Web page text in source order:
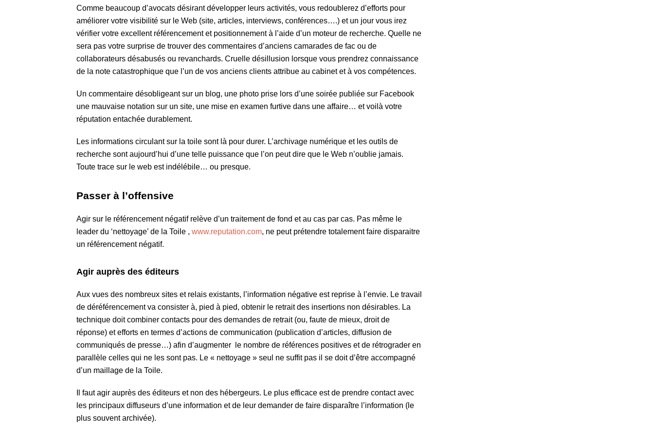
Comme beaucoup d’avocats désirant développer leurs activités, vous redoublerez d’efforts pour
améliorer votre visibilité sur le Web (site, articles, interviews, conférences….) et un jour vous irez
vérifier votre excellent référencement et positionnement à l’aide d’un moteur de recherche. Quelle ne
sera pas votre surprise de trouver des commentaires d’anciens camarades de fac ou de
collaborateurs désabusés ou revanchards. Cruelle désillusion lorsque vous prendrez connaissance
de la note catastrophique que l’un de vos anciens clients attribue au cabinet et à vos compétences.
Un commentaire désobligeant sur un blog, une photo prise lors d’une soirée publiée sur Facebook
une mauvaise notation sur un site, une mise en examen furtive dans une affaire… et voilà votre
réputation entachée durablement.
Les informations circulant sur la toile sont là pour durer. L’archivage numérique et les outils de
recherche sont aujourd’hui d’une telle puissance que l’on peut dire que le Web n’oublie jamais.
Toute trace sur le web est indélébile… ou presque.
Passer à l’offensive
Agir sur le référencement négatif relève d’un traitement de fond et au cas par cas. Pas même le
leader du ‘nettoyage’ de la Toile , www.reputation.com, ne peut prétendre totalement faire disparaitre
un référencement négatif.
Agir auprès des éditeurs
Aux vues des nombreux sites et relais existants, l’information négative est reprise à l’envie. Le travail
de déréférencement va consister à, pied à pied, obtenir le retrait des insertions non désirables. La
technique doit combiner contacts pour des demandes de retrait (ou, faute de mieux, droit de
réponse) et efforts en termes d’actions de communication (publication d’articles, diffusion de
communiqués de presse…) afin d’augmenter le nombre de références positives et de rétrograder en
parallèle celles qui ne les sont pas. Le « nettoyage » seul ne suffit pas il se doit d’être accompagné
d’un maillage de la Toile.
Il faut agir auprès des éditeurs et non des hébergeurs. Le plus efficace est de prendre contact avec
les principaux diffuseurs d’une information et de leur demander de faire disparaître l’information (le
plus souvent archivée).